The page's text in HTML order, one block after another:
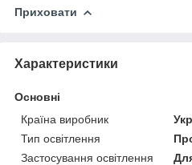
Приховати
Характеристики
Основні
Країна виробник
Тип освітлення
Застосування освітлення